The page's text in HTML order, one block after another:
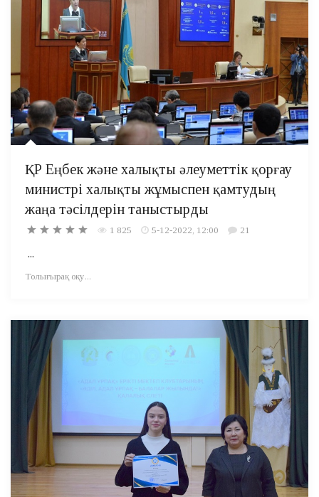
ҚР Еңбек және халықты әлеуметтік қорғау
министрі халықты жұмыспен қамтудың
жаңа тәсілдерін таныстырды
1 825 5-12-2022, 12:00 21
...
Толығырақ оқу...